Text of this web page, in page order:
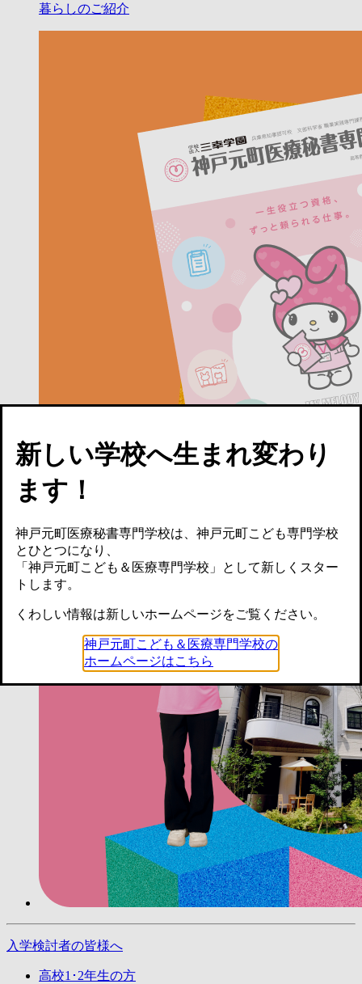
暮らしのご紹介
入学検討者の皆様へ
高校1･2年生の方
新しい学校へ生まれ変わり
ます！
神戸元町医療秘書専門学校は、神戸元町こども専門学校
とひとつになり、
「神戸元町こども＆医療専門学校」として新しくスター
トします。
くわしい情報は新しいホームページをご覧ください。
神戸元町こども＆医療専門学校の
ホームページはこちら